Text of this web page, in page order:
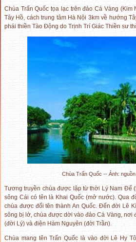
Chùa Trấn Quốc tọa lạc trên đảo Cá Vàng (Kim
Tây Hồ, cách trung tâm Hà Nội 3km về hướng
phái thiền Tào Động do Trịnh Trí Giác Thiền sư
Chùa Trấn Quốc -- Ảnh:
Tương truyền chùa được lập từ thời Lý Nam Đế
sông Cái có tên là Khai Quốc (mở nước). Qua
chùa được đổi tên thành An Quốc. Đến đời Lê
sông bị lở, chùa được dời vào đảo Cá Vàng, nơi
(đời Lý) và điện Hàm Nguyên (đời Trần).
Chùa mang tên Trấn Quốc là vào đời Lê Hy